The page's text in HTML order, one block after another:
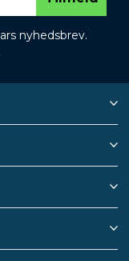
nyhedsbrev.